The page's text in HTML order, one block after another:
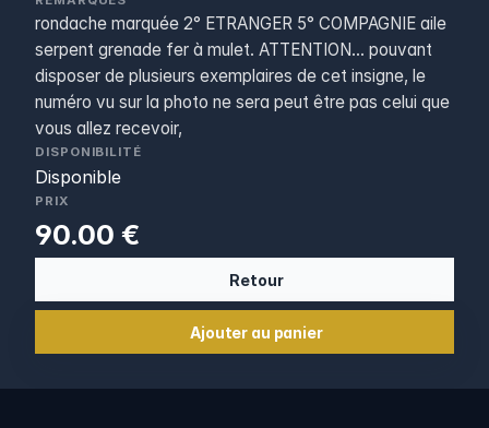
rondache marquée 2° ETRANGER 5° COMPAGNIE aile
serpent grenade fer à mulet. ATTENTION... pouvant
disposer de plusieurs exemplaires de cet insigne, le
numéro vu sur la photo ne sera peut être pas celui que
vous allez recevoir,
DISPONIBILITÉ
Disponible
PRIX
90.00 €
Retour
Ajouter au panier